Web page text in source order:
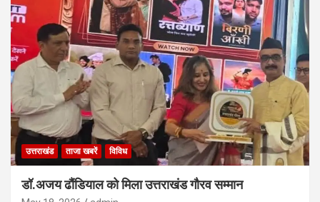
उत्तराखंड ताजा खबरें विविध
डॉ.अजय ढौंडियाल को मिला उत्तराखंड गौरव सम्मान